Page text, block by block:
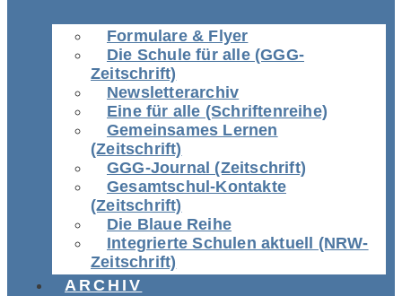
Formulare & Flyer
Die Schule für alle (GGG-
Zeitschrift)
Newsletterarchiv
Eine für alle (Schriftenreihe)
Gemeinsames Lernen
(Zeitschrift)
GGG-Journal (Zeitschrift)
Gesamtschul-Kontakte
(Zeitschrift)
Die Blaue Reihe
Integrierte Schulen aktuell (NRW-
Zeitschrift)
ARCHIV